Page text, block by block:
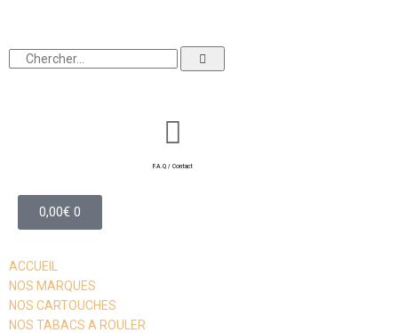
F.A.Q / Contact
0,00€ 0
ACCUEIL
NOS MARQUES
NOS CARTOUCHES
NOS TABACS A ROULER